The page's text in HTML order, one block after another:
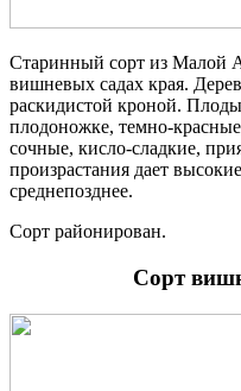
Старинный сорт из Малой
вишневых садах края.
раскидистой кроной.
плодоножке, темно-
сочные, кисло-сладкие,
произрастания дает
среднепозднее.
Сорт районирован.
Сорт